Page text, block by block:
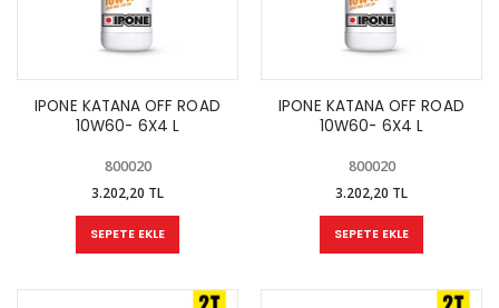
IPONE KATANA OFF ROAD
10W60- 6X4 L
800020
3.202,20 TL
SEPETE EKLE
IPONE KATANA OFF ROAD
10W60- 6X4 L
800020
3.202,20 TL
SEPETE EKLE